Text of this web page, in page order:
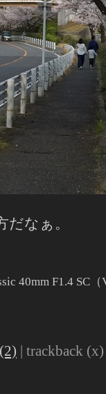
だなぁ。
40mm F1.4 SC
| trackback (x)